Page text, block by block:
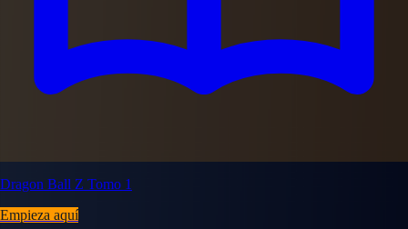
Dragon Ball Z Tomo 1
Empieza aquí